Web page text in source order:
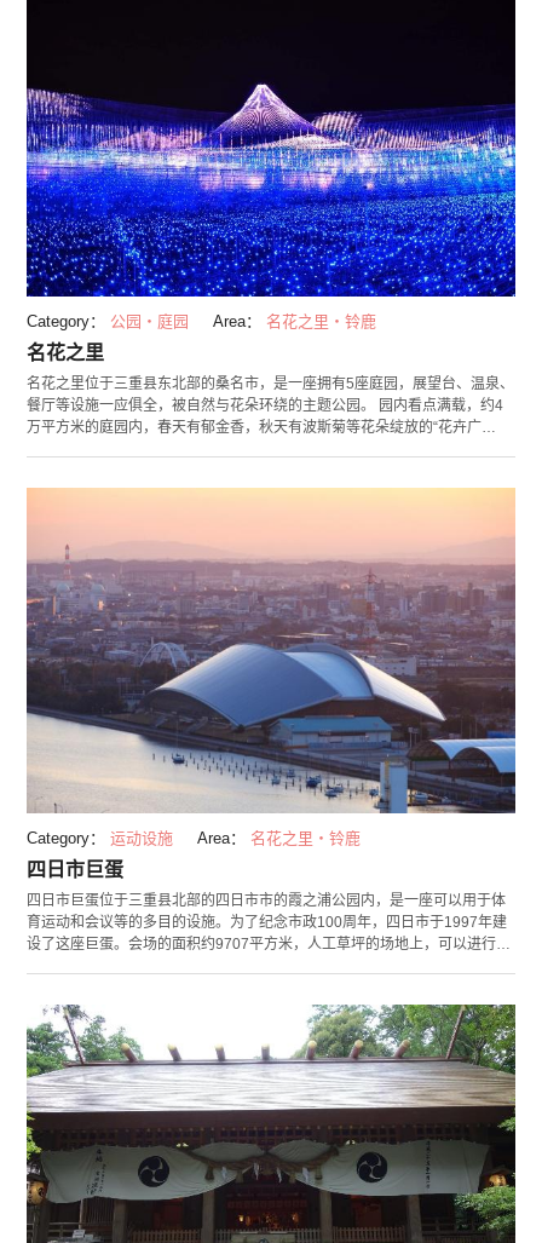
Category： 公园・庭园 Area： 名花之里・铃鹿
名花之里
名花之里位于三重县东北部的桑名市，是一座拥有5座庭园，展望台、温泉、
餐厅等设施一应俱全，被自然与花朵环绕的主题公园。 园内看点满载，约4
万平方米的庭园内，春天有郁金香，秋天有波斯菊等花朵绽放的“花卉广
活动。2月下旬到7月下旬期间，有梅花、樱花、水仙、玫瑰等花朵绽放的“花
中，10月中旬至5月上旬举办的“名花之里灯光展”是日本国内最大的冬季灯光
展活动。灯光展采用最新LED灯，编织成一片梦幻的景象，十分震撼人心。
Category： 运动设施 Area： 名花之里・铃鹿
四日市巨蛋
四日市巨蛋位于三重县北部的四日市市的霞之浦公园内，是一座可以用于体
育运动和会议等的多目的设施。为了纪念市政100周年，四日市于1997年建
设了这座巨蛋。会场的面积约9707平方米，人工草坪的场地上，可以进行美
示会和见面会。 四日市巨蛋可供各种并且设备一应俱全。观众席的背面四周
被玻璃窗环绕，屋顶中央也是玻璃。白天，太阳会暖暖地照进内部。除此之
外，冷暖设备和350英尺的大型影像装置和影响。